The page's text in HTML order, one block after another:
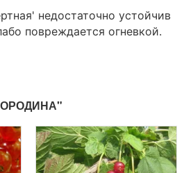
недостаточно устойчив
повреждается огневкой.